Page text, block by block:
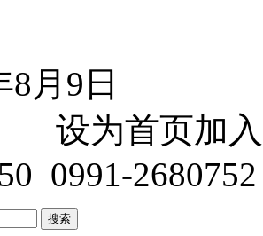
8月9日
设为首页加
0991-2680752